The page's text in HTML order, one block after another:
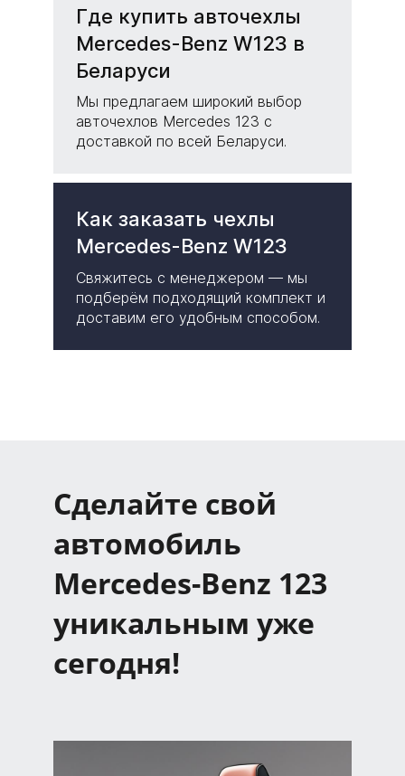
Где купить авточехлы
Mercedes-Benz W123 в
Беларуси
Мы предлагаем широкий выбор
авточехлов Mercedes 123 с
доставкой по всей Беларуси.
Как заказать чехлы
Mercedes-Benz W123
Свяжитесь с менеджером — мы
подберём подходящий комплект и
доставим его удобным способом.
Сделайте свой
автомобиль
Mercedes-Benz 123
уникальным уже
сегодня!